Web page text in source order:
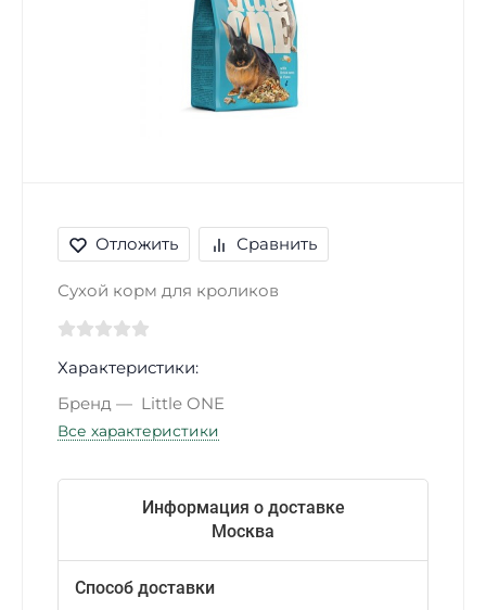
Отложить Сравнить
Сухой корм для кроликов
Характеристики:
Бренд
Little ONE
Все характеристики
Информация о доставке
Москва
Способ доставки